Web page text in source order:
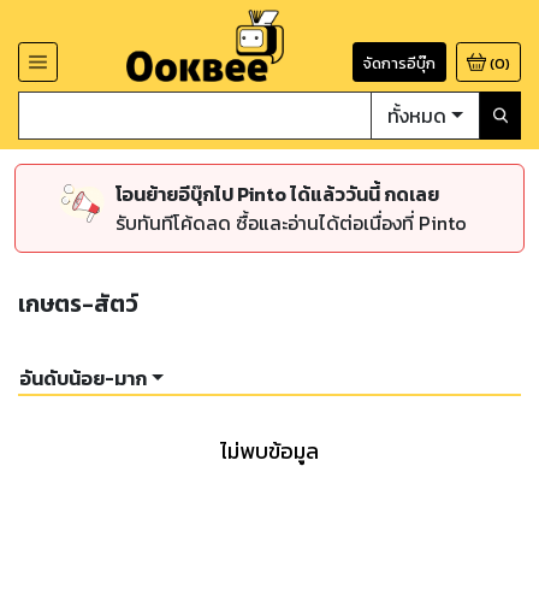
จัดการอีบุ๊ก (0)
ทั้งหมด
โอนย้ายอีบุ๊กไป Pinto ได้แล้ววันนี้ กดเลย
รับทันทีโค้ดลด ซื้อและอ่านได้ต่อเนื่องที่ Pinto
เกษตร-สัตว์
อันดับน้อย-มาก
ไม่พบข้อมูล